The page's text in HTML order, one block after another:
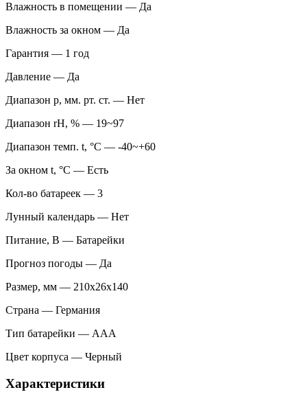
Влажность в помещении — Да
Влажность за окном — Да
Гарантия — 1 год
Давление — Да
Диапазон p, мм. рт. ст. — Нет
Диапазон rH, % — 19~97
Диапазон темп. t, °С — -40~+60
За окном t, °С — Есть
Кол-во батареек — 3
Лунный календарь — Нет
Питание, В — Батарейки
Прогноз погоды — Да
Размер, мм — 210x26x140
Страна — Германия
Тип батарейки — AAA
Цвет корпуса — Черный
Характеристики